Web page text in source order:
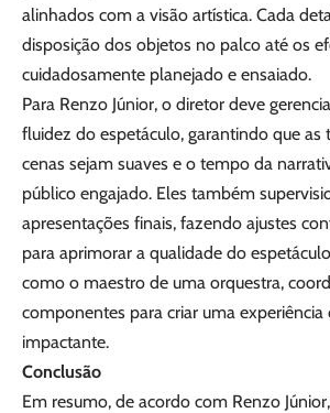
alinhados com a visão artística. Cada
disposição dos objetos no palco até os
cuidadosamente planejado e ensaiado.
Para Renzo Júnior, o diretor deve
fluidez do espetáculo, garantindo que as
cenas sejam suaves e o tempo da
público engajado. Eles também
apresentações finais, fazendo ajustes
para aprimorar a qualidade do
como o maestro de uma orquestra,
componentes para criar uma experiência
impactante.
Conclusão
Em resumo, de acordo com Renzo